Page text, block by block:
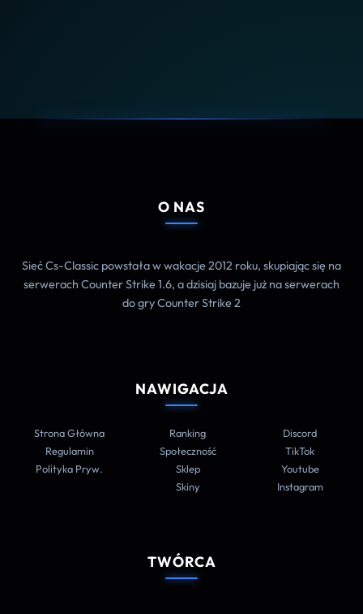
O NAS
Sieć Cs-Classic powstała w wakacje 2012 roku, skupiając się na
serwerach Counter Strike 1.6, a dzisiaj bazuje już na serwerach
do gry Counter Strike 2
NAWIGACJA
Strona Główna
Regulamin
Polityka Pryw.
Ranking
Społeczność
Sklep
Skiny
Discord
TikTok
Youtube
Instagram
TWÓRCA